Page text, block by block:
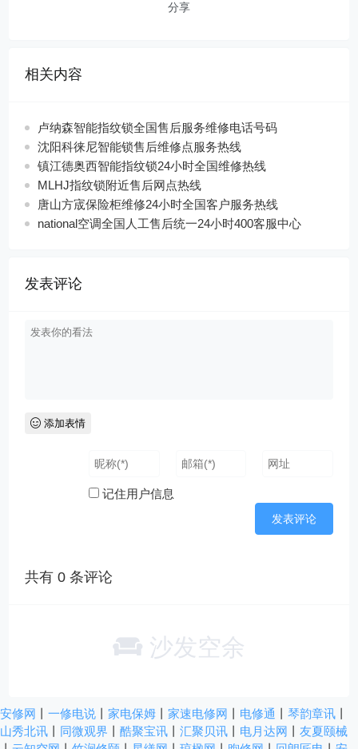
分享
相关内容
卢纳森智能指纹锁全国售后服务维修电话号码
沈阳科徕尼智能锁售后维修点服务热线
镇江德奥西智能指纹锁24小时全国维修热线
MLHJ指纹锁附近售后网点热线
唐山方宬保险柜维修24小时全国客户服务热线
national空调全国人工售后统一24小时400客服中心
发表评论
添加表情
记住用户信息
共有0 条评论
沙发空余
安修网 一修电说 家电保姆 家速电修网 电修通 琴韵章讯
山秀北讯
同微观界 酷聚宝讯 汇聚贝讯 电月达网
友夏颐械